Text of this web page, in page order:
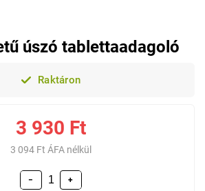
úszó tablettaadagoló
Raktáron
3 930 Ft
3 094 Ft ÁFA nélkül
+
−